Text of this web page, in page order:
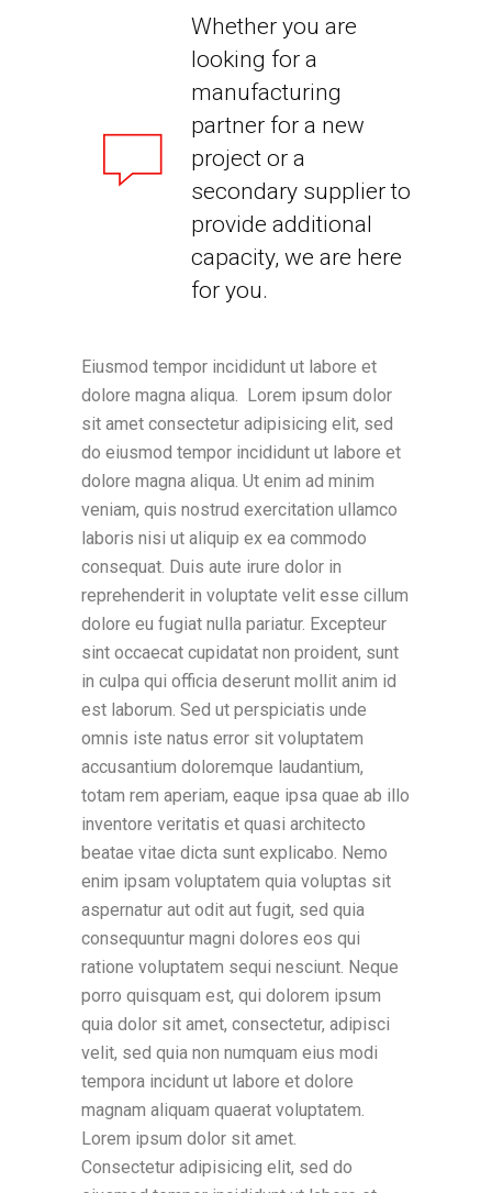
Whether you are
looking for a
manufacturing
partner for a new
project or a
secondary supplier to
provide additional
capacity, we are here
for you.
Eiusmod tempor incididunt ut labore et
dolore magna aliqua. Lorem ipsum dolor
sit amet consectetur adipisicing elit, sed
do eiusmod tempor incididunt ut labore et
dolore magna aliqua. Ut enim ad minim
veniam, quis nostrud exercitation ullamco
laboris nisi ut aliquip ex ea commodo
consequat. Duis aute irure dolor in
reprehenderit in voluptate velit esse cillum
dolore eu fugiat nulla pariatur. Excepteur
sint occaecat cupidatat non proident, sunt
in culpa qui officia deserunt mollit anim id
est laborum. Sed ut perspiciatis unde
omnis iste natus error sit voluptatem
accusantium doloremque laudantium,
totam rem aperiam, eaque ipsa quae ab illo
inventore veritatis et quasi architecto
beatae vitae dicta sunt explicabo. Nemo
enim ipsam voluptatem quia voluptas sit
aspernatur aut odit aut fugit, sed quia
consequuntur magni dolores eos qui
ratione voluptatem sequi nesciunt. Neque
porro quisquam est, qui dolorem ipsum
quia dolor sit amet, consectetur, adipisci
velit, sed quia non numquam eius modi
tempora incidunt ut labore et dolore
magnam aliquam quaerat voluptatem.
Lorem ipsum dolor sit amet.
Consectetur adipisicing elit, sed do